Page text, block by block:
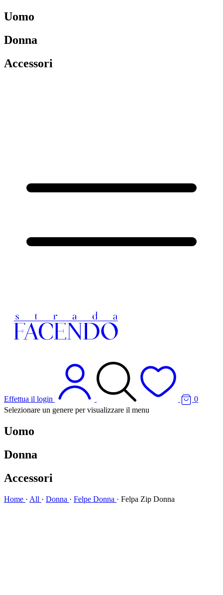
Uomo
Donna
Accessori
Effettua il login
0
Selezionare un genere per visualizzare il menu
Uomo
Donna
Accessori
Home · All · Donna · Felpe Donna · Felpa Zip Donna